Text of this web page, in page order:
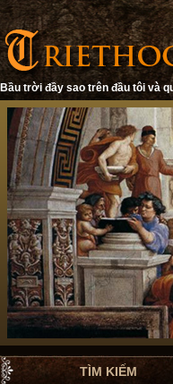
Bầu trời đầy sao trên đầu tôi và
TÌM KIẾM